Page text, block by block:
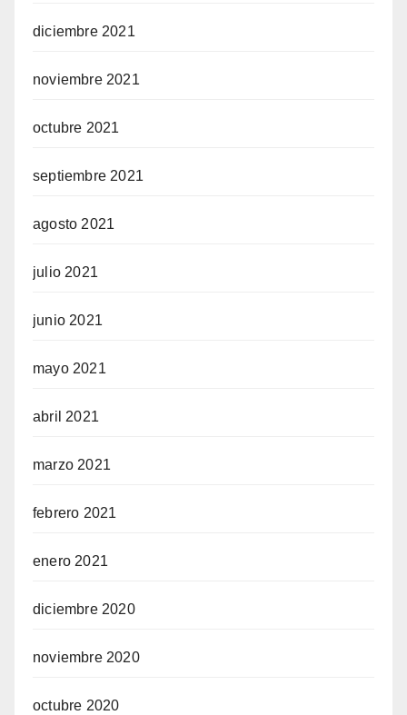
diciembre 2021
noviembre 2021
octubre 2021
septiembre 2021
agosto 2021
julio 2021
junio 2021
mayo 2021
abril 2021
marzo 2021
febrero 2021
enero 2021
diciembre 2020
noviembre 2020
octubre 2020